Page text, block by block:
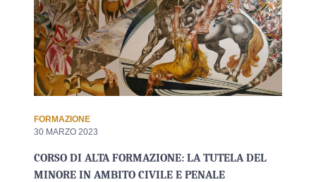
FORMAZIONE
30 MARZO 2023
CORSO DI ALTA FORMAZIONE: LA TUTELA DEL
MINORE IN AMBITO CIVILE E PENALE